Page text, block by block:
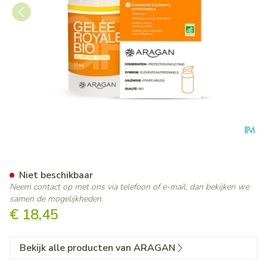
€ 18,45
Niet beschikbaar
Neem contact op met ons via telefoon of e-mail, dan bekijken we
samen de mogelijkheden.
Bekijk alle producten van ARAGAN